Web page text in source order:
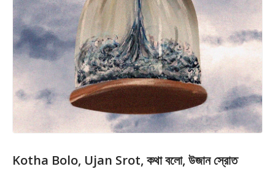
Kotha Bolo, Ujan Srot, কথা বলো, উজান স্রোত